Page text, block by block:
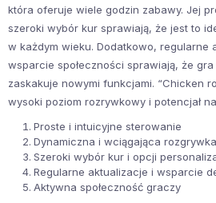
która oferuje wiele godzin zabawy. Jej
szeroki wybór kur sprawiają, że jest to
w każdym wieku. Dodatkowo, regularne
wsparcie społeczności sprawiają, że
zaskakuje nowymi funkcjami. “Chicken
wysoki poziom rozrywkowy i potencjał
Proste i intuicyjne sterowanie
Dynamiczna i wciągająca rozgrywka
Szeroki wybór kur i opcji
Regularne aktualizacje i wsparcie
Aktywna społeczność graczy